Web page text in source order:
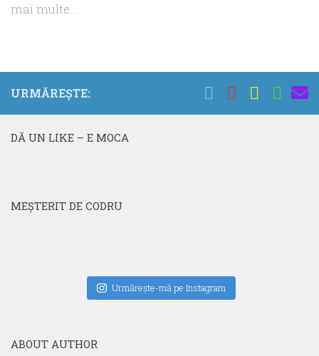
mai multe...
URMĂREȘTE:
DĂ UN LIKE – E MOCA
MEŞTERIT DE CODRU
Urmăreşte-mă pe Instagram
ABOUT AUTHOR